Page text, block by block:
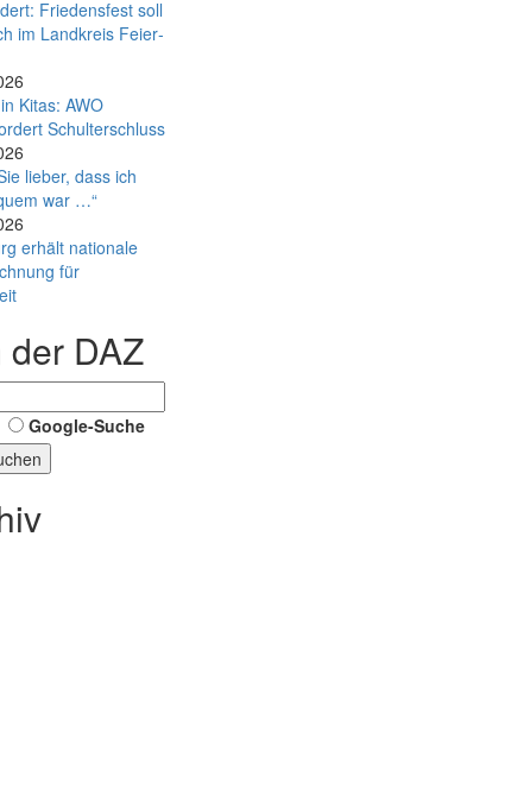
Friedens­fest soll
im Land­kreis Feier­
Kitas: AWO
Schulterschluss
lieber, dass ich
war …“
erhält nationale
für
DAZ
Google-Suche